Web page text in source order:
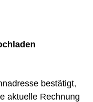
bestätigt,
aktuelle Rechnung